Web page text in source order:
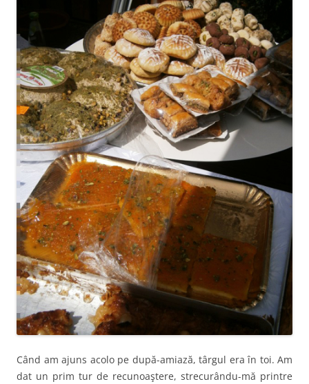
Când am ajuns acolo pe după-amiază, târgul era în toi. Am
dat un prim tur de recunoaştere, strecurându-mă printre